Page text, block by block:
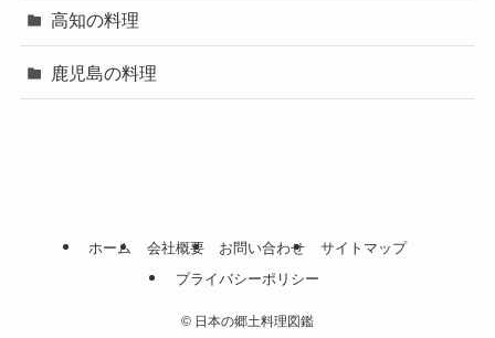
高知の料理
鹿児島の料理
ホーム 会社概要 お問い合わせ
サイトマップ
プライバシーポリシー
© 日本の郷土料理図鑑